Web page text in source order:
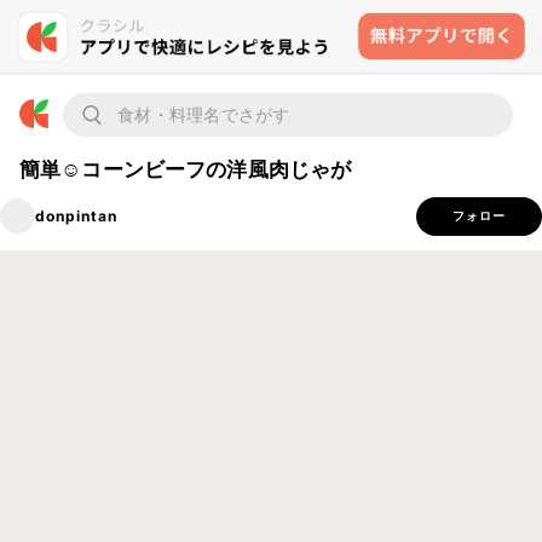
簡単☺コーンビーフの洋風肉じゃが
donpintan フォロー